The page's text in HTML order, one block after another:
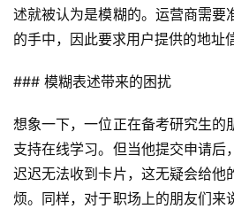
述就被认为是模糊的。运营商需要
的手中，因此要求用户提供的地址
### 模糊表述带来的困扰
想象一下，一位正在备考研究生的
支持在线学习。但当他提交申请后
迟迟无法收到卡片，这无疑会给他
烦。同样，对于职场上的朋友们来